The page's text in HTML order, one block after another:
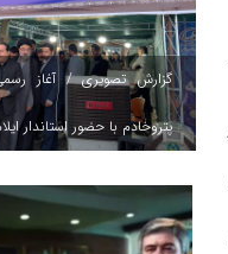
گزارش تصویری / آغاز
پتروخادم با حضور استاندار